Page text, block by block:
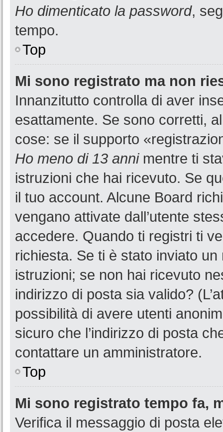
Ho dimenticato la password,
tempo.
Top
Mi sono registrato ma non
Innanzitutto controlla di aver
esattamente. Se sono corretti,
cose: se il supporto
Ho meno di 13 annimentre ti
istruzioni che hai ricevuto. Se
il tuo account. Alcune Board
vengano attivate dall’utente
accedere. Quando ti registri ti
richiesta. Se ti è stato inviato
istruzioni; se non hai ricevuto
indirizzo di posta sia valido?
possibilità di avere utenti
sicuro che l’indirizzo di posta
contattare un amministratore.
Top
Mi sono registrato tempo fa,
Verifica il messaggio di posta